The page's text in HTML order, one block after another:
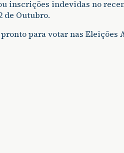
inscrições indevidas no
de Outubro.
para votar nas Eleições